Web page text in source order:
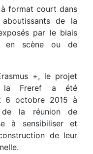
à format court dans
de la
par le biais
en scène ou de
+, le projet
la Freref a été
6 octobre 2015 à
de la réunion de
à sensibiliser et
de leur